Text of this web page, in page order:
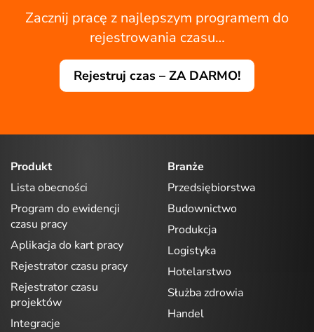
Zacznij pracę z najlepszym programem do
rejestrowania czasu…
Rejestruj czas – ZA DARMO!
Produkt
Lista obecności
Program do ewidencji
czasu pracy
Aplikacja do kart pracy
Rejestrator czasu pracy
Rejestrator czasu
projektów
Integracje
Branże
Przedsiębiorstwa
Budownictwo
Produkcja
Logistyka
Hotelarstwo
Służba zdrowia
Handel